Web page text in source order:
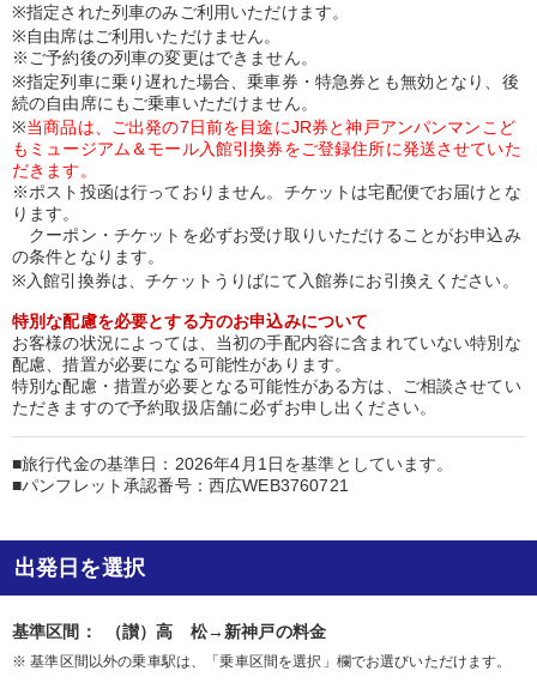
※指定された列車のみご利用いただけます。
※自由席はご利用いただけません。
※ご予約後の列車の変更はできません。
※指定列車に乗り遅れた場合、乗車券・特急券とも無効となり、後
続の自由席にもご乗車いただけません。
※当商品は、ご出発の7日前を目途にJR券と神戸アンパンマンこど
もミュージアム＆モール入館引換券をご登録住所に発送させていた
だきます。
※ポスト投函は行っておりません。チケットは宅配便でお届けとな
ります。
クーポン・チケットを必ずお受け取りいただけることがお申込み
の条件となります。
※入館引換券は、チケットうりばにて入館券にお引換えください。
特別な配慮を必要とする方のお申込みについて
お客様の状況によっては、当初の手配内容に含まれていない特別な
配慮、措置が必要になる可能性があります。
特別な配慮・措置が必要となる可能性がある方は、ご相談させてい
ただきますので予約取扱店舗に必ずお申し出ください。
■旅行代金の基準日：2026年4月1日を基準としています。
■パンフレット承認番号：西広WEB3760721
出発日を選択
基準区間： （讃）高 松→新神戸の料金
※ 基準区間以外の乗車駅は、「乗車区間を選択」欄でお選びいただけます。